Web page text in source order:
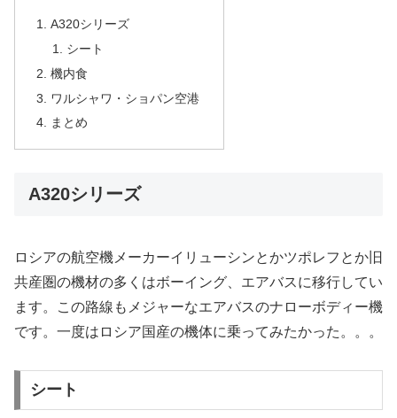
A320シリーズ
シート
機内食
ワルシャワ・ショパン空港
まとめ
A320シリーズ
ロシアの航空機メーカーイリューシンとかツポレフとか旧
共産圏の機材の多くはボーイング、エアバスに移行してい
ます。この路線もメジャーなエアバスのナローボディー機
です。一度はロシア国産の機体に乗ってみたかった。。。
シート